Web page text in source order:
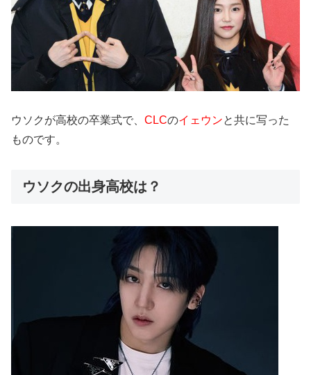
ウソクが高校の卒業式で、 CLCのイェウンと共に写った
ものです。
ウソクの出身高校は？